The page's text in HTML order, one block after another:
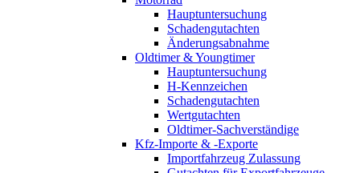
Hauptuntersuchung
Schadengutachten
Änderungsabnahme
Oldtimer & Youngtimer
Hauptuntersuchung
H-Kennzeichen
Schadengutachten
Wertgutachten
Oldtimer-Sachverständige
Kfz-Importe & -Exporte
Importfahrzeug Zulassung